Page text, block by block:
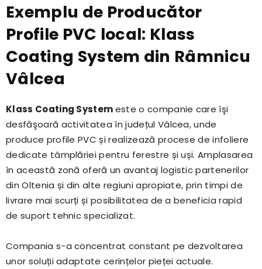
Exemplu de Producător
Profile PVC local: Klass
Coating System din Râmnicu
Vâlcea
Klass Coating Systemeste o companie care îşi
desfăşoară activitatea în județul Vâlcea, unde
produce profile PVC și realizează procese de infoliere
dedicate tâmplăriei pentru ferestre și uși. Amplasarea
în această zonă oferă un avantaj logistic partenerilor
din Oltenia și din alte regiuni apropiate, prin timpi de
livrare mai scurți și posibilitatea de a beneficia rapid
de suport tehnic specializat.
Compania s-a concentrat constant pe dezvoltarea
unor soluții adaptate cerințelor pieței actuale.